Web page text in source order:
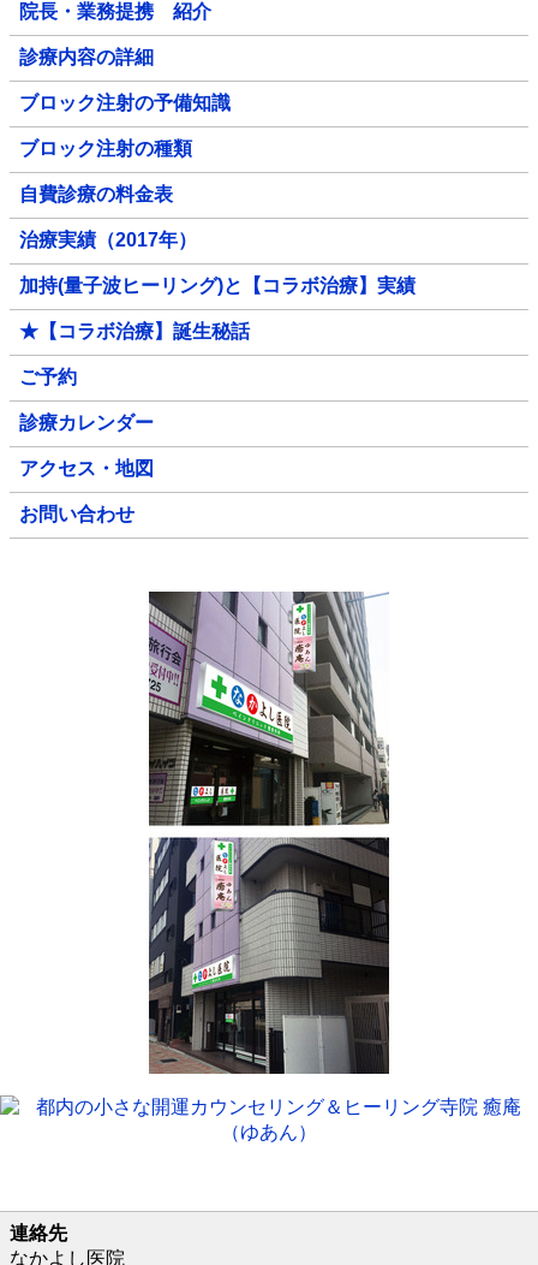
院長・業務提携 紹介
診療内容の詳細
ブロック注射の予備知識
ブロック注射の種類
自費診療の料金表
治療実績（2017年）
加持(量子波ヒーリング)と【コラボ治療】実績
★【コラボ治療】誕生秘話
ご予約
診療カレンダー
アクセス・地図
お問い合わせ
連絡先
なかよし医院